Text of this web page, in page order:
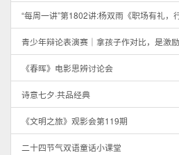
“每周一讲”第1802讲:杨双雨《职场有礼，
青少年辩论表演赛｜拿孩子作对比，是激
《春晖》电影思辨讨论会
诗意七夕·共品经典
《文明之旅》观影会第119期
二十四节气双语童话小课堂